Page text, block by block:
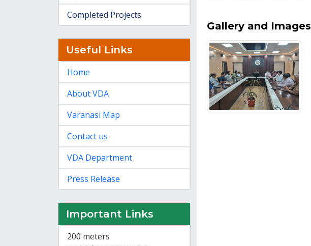
Gallery and Images
Completed Projects
Useful Links
Home
About VDA
Varanasi Map
Contact us
VDA Department
Press Release
Important Links
200 meters